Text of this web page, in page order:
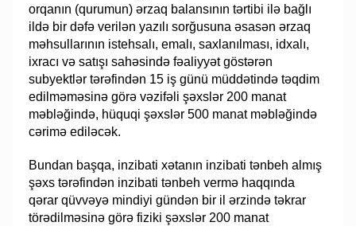
orqanın (qurumun) ərzaq balansının tərtibi ilə bağlı
ildə bir dəfə verilən yazılı sorğusuna əsasən ərzaq
məhsullarının istehsalı, emalı, saxlanılması, idxalı,
ixracı və satışı sahəsində fəaliyyət göstərən
subyektlər tərəfindən 15 iş günü müddətində təqdim
edilməməsinə görə vəzifəli şəxslər 200 manat
məbləğində, hüquqi şəxslər 500 manat məbləğində
cərimə ediləcək.
Bundan başqa, inzibati xətanın inzibati tənbeh almış
şəxs tərəfindən inzibati tənbeh vermə haqqında
qərar qüvvəyə mindiyi gündən bir il ərzində təkrar
törədilməsinə görə fiziki şəxslər 200 manat